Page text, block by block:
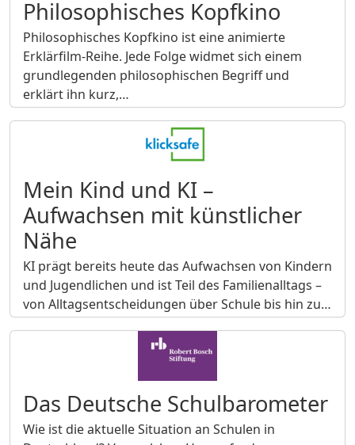
Philosophisches Kopfkino
Philosophisches Kopfkino ist eine animierte
Erklärfilm‑Reihe. Jede Folge widmet sich einem
grundlegenden philosophischen Begriff und
erklärt ihn kurz,…
Mein Kind und KI –
Aufwachsen mit künstlicher
Nähe
KI prägt bereits heute das Aufwachsen von Kindern
und Jugendlichen und ist Teil des Familienalltags –
von Alltagsentscheidungen über Schule bis hin zu…
Das Deutsche Schulbarometer
Wie ist die aktuelle Situation an Schulen in